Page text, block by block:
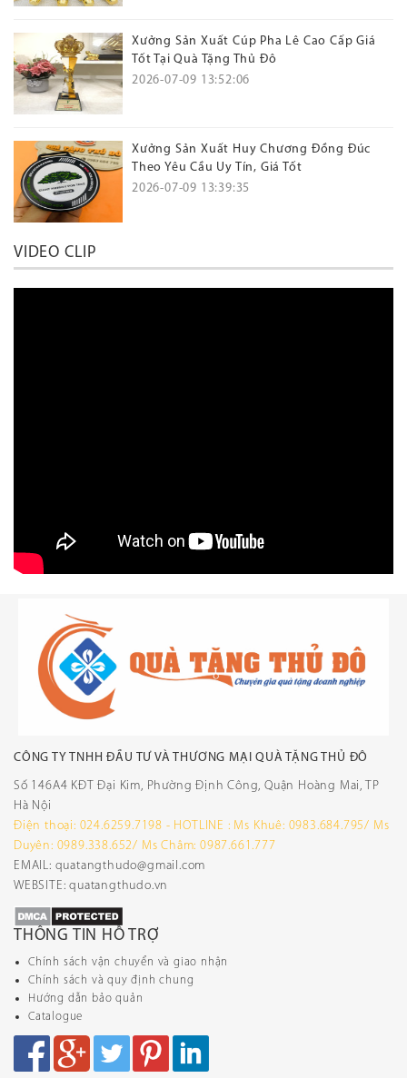
Xưởng Sản Xuất Cúp Pha Lê Cao Cấp Giá
Tốt Tại Quà Tặng Thủ Đô
2026-07-09 13:52:06
Xưởng Sản Xuất Huy Chương Đồng Đúc
Theo Yêu Cầu Uy Tín, Giá Tốt
2026-07-09 13:39:35
VIDEO CLIP
CÔNG TY TNHH ĐẦU TƯ VÀ THƯƠNG MẠI QUÀ TẶNG THỦ ĐÔ
Số 146A4 KĐT Đại Kim, Phường Định Công, Quận Hoàng Mai, TP
Hà Nội
Điện thoại: 024.6259.7198 - HOTLINE : Ms Khuê: 0983.684.795/ Ms
Duyên: 0989.338.652/ Ms Châm: 0987.661.777
EMAIL: quatangthudo@gmail.com
WEBSITE: quatangthudo.vn
THÔNG TIN HỖ TRỢ
Chính sách vận chuyển và giao nhận
Chính sách và quy định chung
Hướng dẫn bảo quản
Catalogue